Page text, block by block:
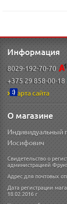
Информация
8029-192-70-70
+375 29 858-00-18
Карта сайта
О магазине
Индивидуальный
Иосифович
Свидетельство о
администрацией
Адрес для почтовых
Дата регистрации
18.02.2016 г